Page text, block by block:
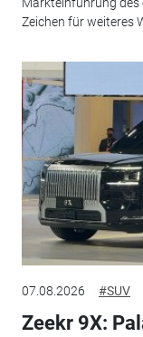
Zeichen für weiteres
07.08.2026 #SUV
Zeekr 9X: